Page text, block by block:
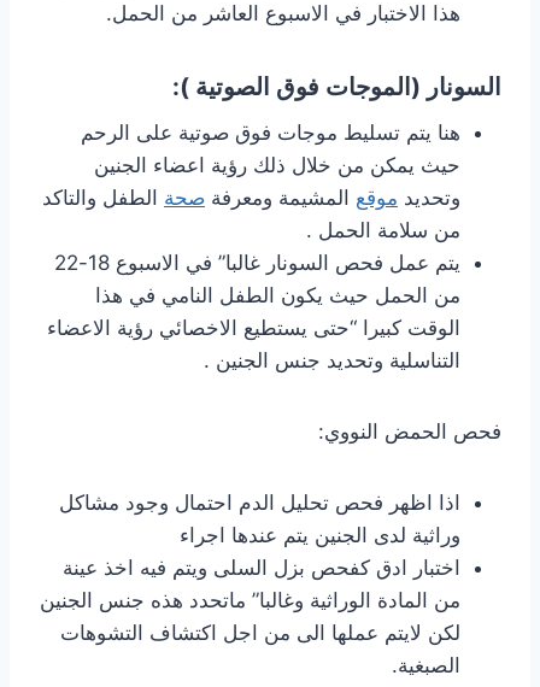
هذا الاختبار في الاسبوع العاشر من الحمل.
السونار (الموجات فوق الصوتية ):
هنا يتم تسليط موجات فوق صوتية على الرحم
حيث يمكن من خلال ذلك رؤية اعضاء الجنين
وتحديد موقع المشيمة ومعرفة صحة الطفل والتاكد
من سلامة الحمل .
يتم عمل فحص السونار غالبا” في الاسبوع 18-22
من الحمل حيث يكون الطفل النامي في هذا
الوقت كبيرا “حتى يستطيع الاخصائي رؤية الاعضاء
التناسلية وتحديد جنس الجنين .
فحص الحمض النووي:
اذا اظهر فحص تحليل الدم احتمال وجود مشاكل
وراثية لدى الجنين يتم عندها اجراء
اختبار ادق كفحص بزل السلى ويتم فيه اخذ عينة
من المادة الوراثية وغالبا” ماتحدد هذه جنس الجنين
لكن لايتم عملها الى من اجل اكتشاف التشوهات
الصبغية.